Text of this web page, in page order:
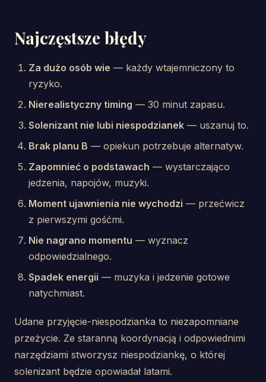
Najczęstsze błędy
Za dużo osób wie — każdy wtajemniczony to
ryzyko.
Nierealistyczny timing — 30 minut zapasu.
Solenizant nie lubi niespodzianek — uszanuj to.
Brak planu B — opiekun potrzebuje alternatyw.
Zapomnieć o podstawach — wystarczająco
jedzenia, napojów, muzyki.
Moment ujawnienia nie wychodzi — przećwicz
z pierwszymi gośćmi.
Nie nagrano momentu — wyznacz
odpowiedzialnego.
Spadek energii — muzyka i jedzenie gotowe
natychmiast.
Udane przyjęcie-niespodzianka to niezapomniane
przeżycie. Ze staranną koordynacją i odpowiednimi
narzędziami stworzysz niespodziankę, o której
solenizant będzie opowiadał latami.